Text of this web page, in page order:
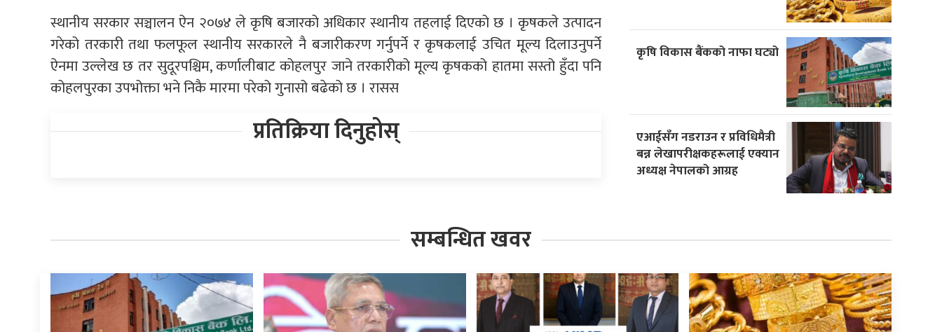
स्थानीय सरकार सञ्चालन ऐन २०७४ ले कृषि बजारको अधिकार स्थानीय तहलाई दिएको छ । कृषकले उत्पादन
गरेको तरकारी तथा फलफूल स्थानीय सरकारले नै बजारीकरण गर्नुपर्ने र कृषकलाई उचित मूल्य दिलाउनुपर्ने
ऐनमा उल्लेख छ तर सुदूरपश्चिम, कर्णालीबाट कोहलपुर जाने तरकारीको मूल्य कृषकको हातमा सस्तो हुँदा पनि
कोहलपुरका उपभोक्ता भने निकै मारमा परेको गुनासो बढेको छ । रासस
प्रतिक्रिया दिनुहोस्
कृषि विकास बैंकको नाफा घट्यो
एआईसँग नडराउन र प्रविधिमैत्री
बन्न लेखापरीक्षकहरूलाई एक्यान
अध्यक्ष नेपालको आग्रह
सम्बन्धित खवर